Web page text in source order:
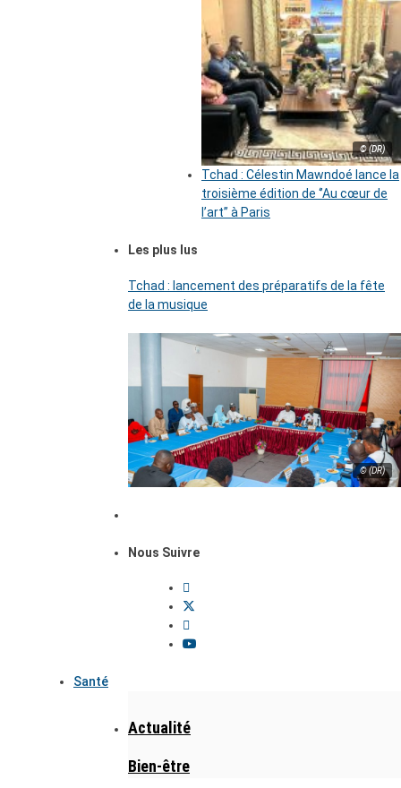
© (DR)
Tchad : Célestin Mawndoé lance la
troisième édition de ‘’Au cœur de
l’art’’ à Paris
Les plus lus
Tchad : lancement des préparatifs de la fête
de la musique
© (DR)
Nous Suivre
Santé
Actualité
Bien-être